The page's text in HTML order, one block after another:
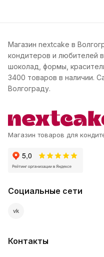
Магазин nextcake в
кондитеров и любителей
шоколад, формы,
3400 товаров в наличии.
Волгограду.
Магазин товаров для
Социальные сети
vk
Контакты